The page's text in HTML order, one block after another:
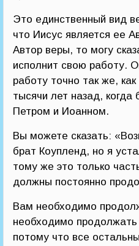
Это единственный вид
что Иисус является ее
Автор веры, то могу
исполнит свою работу.
работу точно так же,
тысячи лет назад,
Петром и Иоанном.
Вы можете сказать:
брат Коупленд, но я
тому же это только
должны постоянно
Вам необходимо
необходимо
потому что все